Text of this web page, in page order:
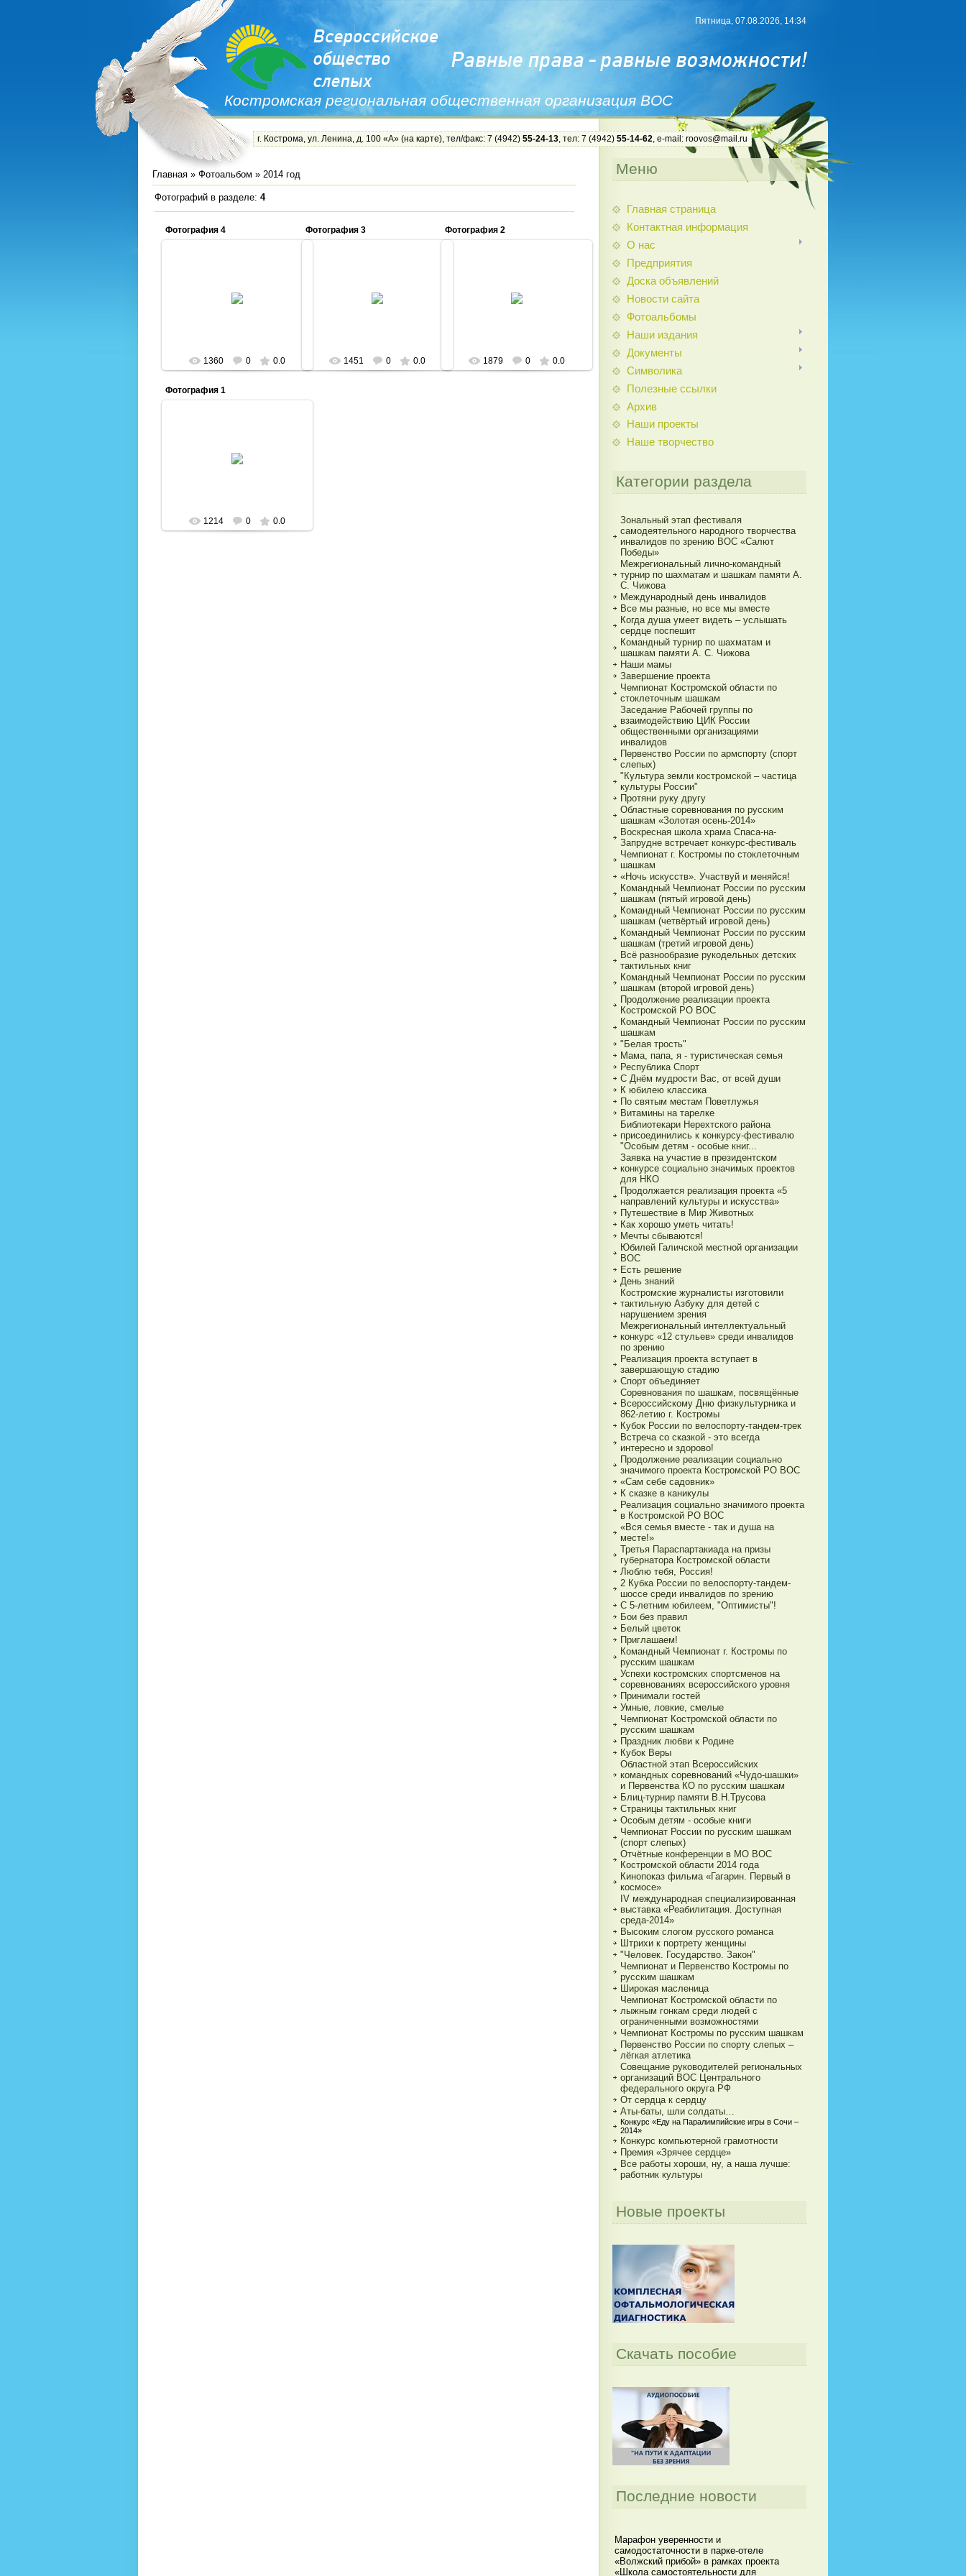
Костромская региональная общественная организация ВОС
Пятница, 07.08.2026, 14:34
г. Кострома, ул. Ленина, д. 100 «А» (на карте), тел/факс: 7 (4942) 55-24-13, тел: 7 (4942) 55-14-62, e-mail: roovos@mail.ru
Главная » Фотоальбом » 2014 год
Фотографий в разделе: 4
Фотография 4
1360 0 0.0
Фотография 3
1451 0 0.0
Фотография 2
1879 0 0.0
Фотография 1
1214 0 0.0
Меню
Главная страница
Контактная информация
О нас
Предприятия
Доска объявлений
Новости сайта
Фотоальбомы
Наши издания
Документы
Символика
Полезные ссылки
Архив
Наши проекты
Наше творчество
Категории раздела
Зональный этап фестиваля
самодеятельного народного творчества
инвалидов по зрению ВОС «Салют
Победы»
Межрегиональный лично-командный
турнир по шахматам и шашкам памяти А.
С. Чижова
Международный день инвалидов
Все мы разные, но все мы вместе
Когда душа умеет видеть – услышать
сердце поспешит
Командный турнир по шахматам и
шашкам памяти А. С. Чижова
Наши мамы
Завершение проекта
Чемпионат Костромской области по
стоклеточным шашкам
Заседание Рабочей группы по
взаимодействию ЦИК России
общественными организациями
инвалидов
Первенство России по армспорту (спорт
слепых)
"Культура земли костромской – частица
культуры России"
Протяни руку другу
Областные соревнования по русским
шашкам «Золотая осень-2014»
Воскресная школа храма Спаса-на-
Запрудне встречает конкурс-фестиваль
Чемпионат г. Костромы по стоклеточным
шашкам
«Ночь искусств». Участвуй и меняйся!
Командный Чемпионат России по русским
шашкам (пятый игровой день)
Командный Чемпионат России по русским
шашкам (четвёртый игровой день)
Командный Чемпионат России по русским
шашкам (третий игровой день)
Всё разнообразие рукодельных детских
тактильных книг
Командный Чемпионат России по русским
шашкам (второй игровой день)
Продолжение реализации проекта
Костромской РО ВОС
Командный Чемпионат России по русским
шашкам
"Белая трость"
Мама, папа, я - туристическая семья
Республика Спорт
С Днём мудрости Вас, от всей души
К юбилею классика
По святым местам Поветлужья
Витамины на тарелке
Библиотекари Нерехтского района
присоединились к конкурсу-фестивалю
"Особым детям - особые книг...
Заявка на участие в президентском
конкурсе социально значимых проектов
для НКО
Продолжается реализация проекта «5
направлений культуры и искусства»
Путешествие в Мир Животных
Как хорошо уметь читать!
Мечты сбываются!
Юбилей Галичской местной организации
ВОС
Есть решение
День знаний
Костромские журналисты изготовили
тактильную Азбуку для детей с
нарушением зрения
Межрегиональный интеллектуальный
конкурс «12 стульев» среди инвалидов
по зрению
Реализация проекта вступает в
завершающую стадию
Спорт объединяет
Соревнования по шашкам, посвящённые
Всероссийскому Дню физкультурника и
862-летию г. Костромы
Кубок России по велоспорту-тандем-трек
Встреча со сказкой - это всегда
интересно и здорово!
Продолжение реализации социально
значимого проекта Костромской РО ВОС
«Сам себе садовник»
К сказке в каникулы
Реализация социально значимого проекта
в Костромской РО ВОС
«Вся семья вместе - так и душа на
месте!»
Третья Параспартакиада на призы
губернатора Костромской области
Люблю тебя, Россия!
2 Кубка России по велоспорту-тандем-
шоссе среди инвалидов по зрению
С 5-летним юбилеем, "Оптимисты"!
Бои без правил
Белый цветок
Приглашаем!
Командный Чемпионат г. Костромы по
русским шашкам
Успехи костромских спортсменов на
соревнованиях всероссийского уровня
Принимали гостей
Умные, ловкие, смелые
Чемпионат Костромской области по
русским шашкам
Праздник любви к Родине
Кубок Веры
Областной этап Всероссийских
командных соревнований «Чудо-шашки»
и Первенства КО по русским шашкам
Блиц-турнир памяти В.Н.Трусова
Страницы тактильных книг
Особым детям - особые книги
Чемпионат России по русским шашкам
(спорт слепых)
Отчётные конференции в МО ВОС
Костромской области 2014 года
Кинопоказ фильма «Гагарин. Первый в
космосе»
IV международная специализированная
выставка «Реабилитация. Доступная
среда-2014»
Высоким слогом русского романса
Штрихи к портрету женщины
"Человек. Государство. Закон"
Чемпионат и Первенство Костромы по
русским шашкам
Широкая масленица
Чемпионат Костромской области по
лыжным гонкам среди людей с
ограниченными возможностями
Чемпионат Костромы по русским шашкам
Первенство России по спорту слепых –
лёгкая атлетика
Совещание руководителей региональных
организаций ВОС Центрального
федерального округа РФ
От сердца к сердцу
Аты-баты, шли солдаты…
Конкурс «Еду на Паралимпийские игры в Сочи –
2014»
Конкурс компьютерной грамотности
Премия «Зрячее сердце»
Все работы хороши, ну, а наша лучше:
работник культуры
Новые проекты
Скачать пособие
Последние новости
Марафон уверенности и
самодостаточности в парке-отеле
«Волжский прибой» в рамках проекта
«Школа самостоятельности для